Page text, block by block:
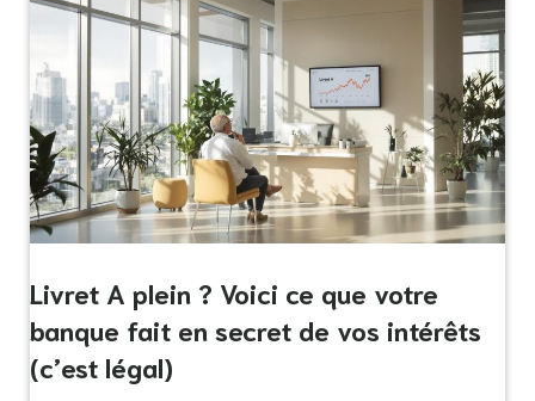
Livret A plein ? Voici ce que votre
banque fait en secret de vos intérêts
(c’est légal)